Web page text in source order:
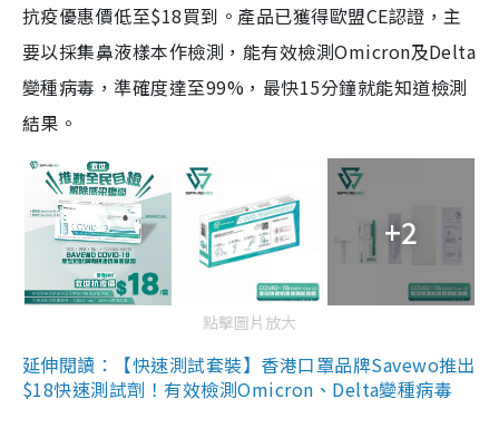
抗疫優惠價低至$18買到。產品已獲得歐盟CE認證，主
要以採集鼻液樣本作檢測，能有效檢測Omicron及Delta
變種病毒，準確度達至99%，最快15分鐘就能知道檢測
結果。
+2
點擊圖片放大
延伸閱讀：【快速測試套裝】香港口罩品牌Savewo推出
$18快速測試劑！有效檢測Omicron、Delta變種病毒